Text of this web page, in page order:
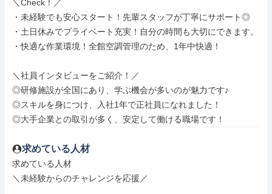
＼Check！／
・未経験でも安心スタート！先輩スタッフが丁寧にサポート◎
・土日休みでプライベート充実！自分の時間も大切にできます。
・快適な作業環境！全館空調管理のため、1年中快適！
＼社員インタビューをご紹介！／
◎研修施設が全国にあり、学ぶ機会が多いのが魅力です♪
◎スキルを身につけ、入社1年で正社員になれました！
◎大手企業との取引が多く、安定して働ける職場です！
求めている人材
求めている人材
＼未経験からのチャレンジを応援／